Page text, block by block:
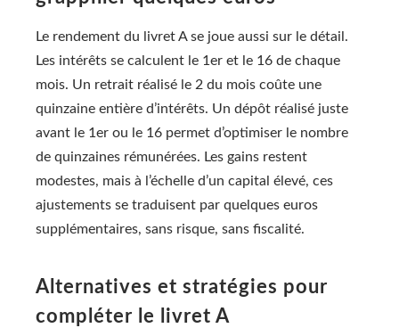
Le rendement du livret A se joue aussi sur le détail.
Les intérêts se calculent le 1er et le 16 de chaque
mois. Un retrait réalisé le 2 du mois coûte une
quinzaine entière d’intérêts. Un dépôt réalisé juste
avant le 1er ou le 16 permet d’optimiser le nombre
de quinzaines rémunérées. Les gains restent
modestes, mais à l’échelle d’un capital élevé, ces
ajustements se traduisent par quelques euros
supplémentaires, sans risque, sans fiscalité.
Alternatives et stratégies pour
compléter le livret A